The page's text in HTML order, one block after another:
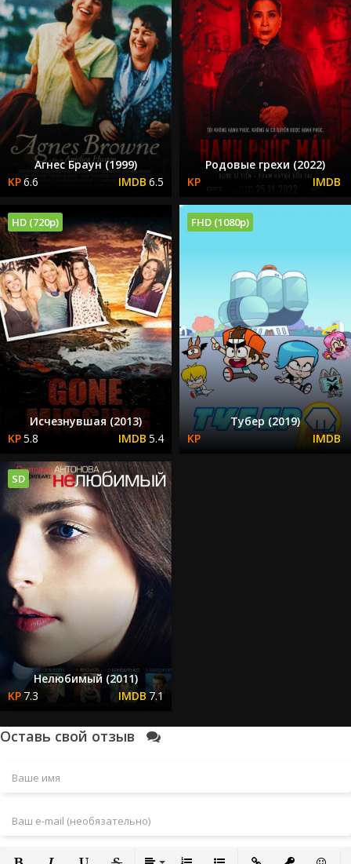
Агнес Браун (1999)
6.6
6.5
Родовые грехи (2022)
HD (720p)
Исчезнувшая (2013)
5.8
5.4
FHD (1080p)
Тубер (2019)
SD
Нелюбимый (2011)
7.3
7.1
Оставь свой отзыв